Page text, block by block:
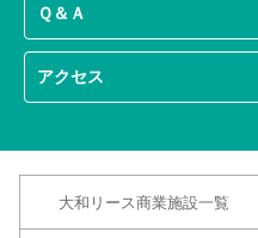
Ｑ＆Ａ
アクセス
大和リース商業施設一覧